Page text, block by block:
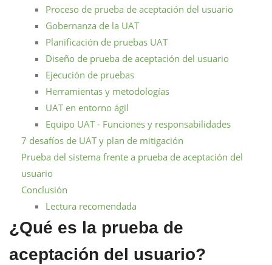
Proceso de prueba de aceptación del usuario
Gobernanza de la UAT
Planificación de pruebas UAT
Diseño de prueba de aceptación del usuario
Ejecución de pruebas
Herramientas y metodologías
UAT en entorno ágil
Equipo UAT - Funciones y responsabilidades
7 desafíos de UAT y plan de mitigación
Prueba del sistema frente a prueba de aceptación del
usuario
Conclusión
Lectura recomendada
¿Qué es la prueba de
aceptación del usuario?